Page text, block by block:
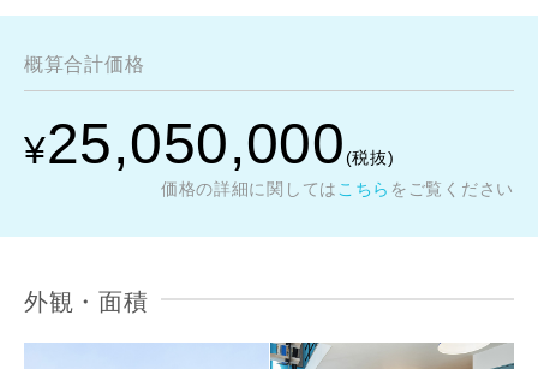
概算合計価格
¥25,050,000(税抜)
価格の詳細に関しては こちら をご覧ください
外観・面積